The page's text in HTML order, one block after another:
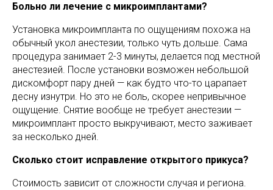
Больно ли лечение с микроимплантами?
Установка микроимпланта по ощущениям похожа на
обычный укол анестезии, только чуть дольше. Сама
процедура занимает 2-3 минуты, делается под местной
анестезией. После установки возможен небольшой
дискомфорт пару дней — как будто что-то царапает
десну изнутри. Но это не боль, скорее непривычное
ощущение. Снятие вообще не требует анестезии —
микроимплант просто выкручивают, место заживает
за несколько дней.
Сколько стоит исправление открытого прикуса?
Стоимость зависит от сложности случая и региона.